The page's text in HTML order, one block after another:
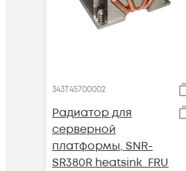
343T45700002
Радиатор для
серверной
платформы, SNR-
SR380R heatsink_FRU